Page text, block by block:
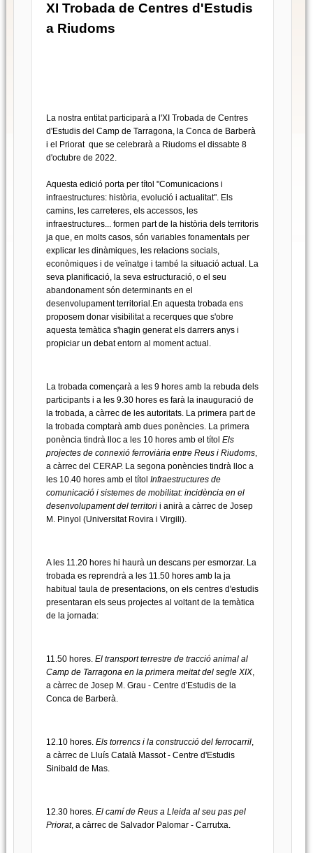
XI Trobada de Centres d'Estudis
a Riudoms
La nostra entitat participarà a l'XI Trobada de Centres
d'Estudis del Camp de Tarragona, la Conca de Barberà
i el Priorat que se celebrarà a Riudoms el dissabte 8
d'octubre de 2022.
Aquesta edició porta per títol "Comunicacions i
infraestructures: història, evolució i actualitat". Els
camins, les carreteres, els accessos, les
infraestructures... formen part de la història dels territoris
ja que, en molts casos, són variables fonamentals per
explicar les dinàmiques, les relacions socials,
econòmiques i de veïnatge i també la situació actual. La
seva planificació, la seva estructuració, o el seu
abandonament són determinants en el
desenvolupament territorial.En aquesta trobada ens
proposem donar visibilitat a recerques que s'obre
aquesta temàtica s'hagin generat els darrers anys i
propiciar un debat entorn al moment actual.
La trobada començarà a les 9 hores amb la rebuda dels
participants i a les 9.30 hores es farà la inauguració de
la trobada, a càrrec de les autoritats. La primera part de
la trobada comptarà amb dues ponències. La primera
ponència tindrà lloc a les 10 hores amb el títol Els
projectes de connexió ferroviària entre Reus i Riudoms,
a càrrec del CERAP. La segona ponències tindrà lloc a
les 10.40 hores amb el títol Infraestructures de
comunicació i sistemes de mobilitat: incidència en el
desenvolupament del territorii anirà a càrrec de Josep
M. Pinyol (Universitat Rovira i Virgili).
A les 11.20 hores hi haurà un descans per esmorzar. La
trobada es reprendrà a les 11.50 hores amb la ja
habitual taula de presentacions, on els centres d'estudis
presentaran els seus projectes al voltant de la temàtica
de la jornada:
11.50 hores. El transport terrestre de tracció animal al
Camp de Tarragona en la primera meitat del segle XIX,
a càrrec de Josep M. Grau - Centre d'Estudis de la
Conca de Barberà.
12.10 hores. Els torrencs i la construcció del ferrocarril,
a càrrec de Lluís Català Massot - Centre d'Estudis
Sinibald de Mas.
12.30 hores. El camí de Reus a Lleida al seu pas pel
Priorat, a càrrec de Salvador Palomar - Carrutxa.